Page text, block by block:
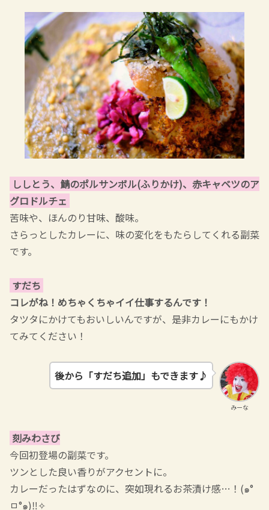
ししとう、鯖のポルサンボル(ふりかけ)、赤キャベツのア
グロドルチェ
苦味や、ほんのり甘味、酸味。
さらっとしたカレーに、味の変化をもたらしてくれる副菜
です。
すだち
コレがね！めちゃくちゃイイ仕事するんです！
タツタにかけてもおいしいんですが、是非カレーにもかけ
てみてください！
みーな
後から「すだち追加」もできます♪
刻みわさび
今回初登場の副菜です。
ツンとした良い香りがアクセントに。
カレーだったはずなのに、突如現れるお茶漬け感…！(๑°
ㅁ°๑)‼✧